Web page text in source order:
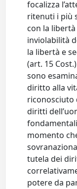
focalizza
ritenuti i più
con la
inviolabilità
la libertà e
(art. 15
sono
diritto alla
riconosciuto
diritti
momento
tutela dei
potere da